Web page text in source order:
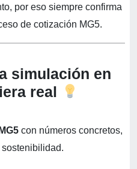
por eso siempre confirma
de cotización MG5.
simulación en
real
con números concretos,